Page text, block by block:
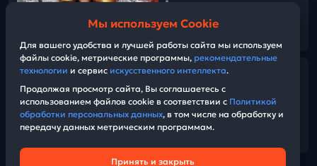
30 марта 2025 г., 07:45
Классификация веществ |
ЕГЭ ПО ХИМИИ 2027
29 марта 2025 г., 13:00
Мы используем Cookie
Для вашего удобства и лучшей работы сайта мы используем
файлы cookie, метрические программы, рекомендательные
технологии и сервис искусственного интеллекта.
Продолжая просмотр сайта, Вы соглашаетесь с
использованием файлов cookie в соответствии с Политикой
обработки персональных данных, в том числе на обработку и
передачу данных метрическим программам.
Принять и закрыть